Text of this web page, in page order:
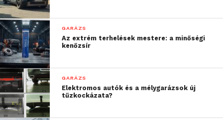
GARÁZS
Az extrém terhelések mestere: a minőségi
kenőzsír
GARÁZS
Elektromos autók és a mélygarázsok új
tűzkockázata?